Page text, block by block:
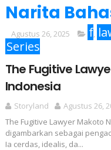
Narita
Agustus 26, 2025 f,
Series
The Fugitive
Indonesia
Storyland
Agustus 26,
The Fugitive Lawyer Makoto
digambarkan sebagai
Ia cerdas, idealis, da...